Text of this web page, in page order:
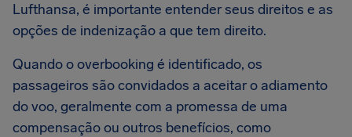
Lufthansa, é importante entender seus direitos e as
opções de indenização a que tem direito.
Quando o overbooking é identificado, os
passageiros são convidados a aceitar o adiamento
do voo, geralmente com a promessa de uma
compensação ou outros benefícios, como